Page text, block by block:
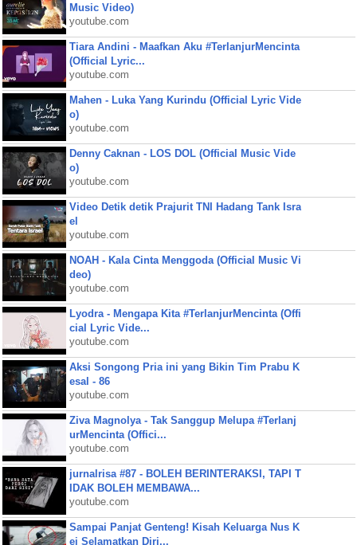
Music Video)
youtube.com
Tiara Andini - Maafkan Aku #TerlanjurMencinta
(Official Lyric...
youtube.com
Mahen - Luka Yang Kurindu (Official Lyric Vide
o)
youtube.com
Denny Caknan - LOS DOL (Official Music Vide
o)
youtube.com
Video Detik detik Prajurit TNI Hadang Tank Isra
el
youtube.com
NOAH - Kala Cinta Menggoda (Official Music Vi
deo)
youtube.com
Lyodra - Mengapa Kita #TerlanjurMencinta (Offi
cial Lyric Vide...
youtube.com
Aksi Songong Pria ini yang Bikin Tim Prabu K
esal - 86
youtube.com
Ziva Magnolya - Tak Sanggup Melupa #Terlanj
urMencinta (Offici...
youtube.com
jurnalrisa #87 - BOLEH BERINTERAKSI, TAPI T
IDAK BOLEH MEMBAWA...
youtube.com
Sampai Panjat Genteng! Kisah Keluarga Nus K
ei Selamatkan Diri...